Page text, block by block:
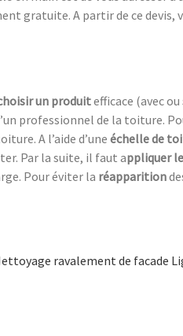
gratuite. A partir de ce devis,
un produitefficace (avec ou
professionnel de la toiture.
A l’aide d’uneéchelle de
Par la suite, il faut appliquer
Pour éviter la réapparition
ravalement de facade